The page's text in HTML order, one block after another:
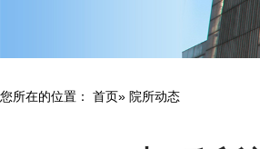
您所在的位置： 首页» 院所动态